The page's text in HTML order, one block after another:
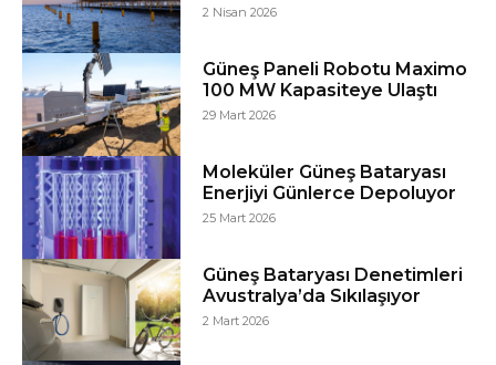
2 Nisan 2026
Güneş Paneli Robotu Maximo
100 MW Kapasiteye Ulaştı
29 Mart 2026
Moleküler Güneş Bataryası
Enerjiyi Günlerce Depoluyor
25 Mart 2026
Güneş Bataryası Denetimleri
Avustralya’da Sıkılaşıyor
2 Mart 2026